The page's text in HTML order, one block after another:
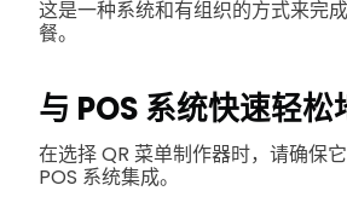
这是一种系统和有组织的方式来完
餐。
与 POS 系统快速轻松
在选择 QR 菜单制作器时，请确保
POS 系统集成。